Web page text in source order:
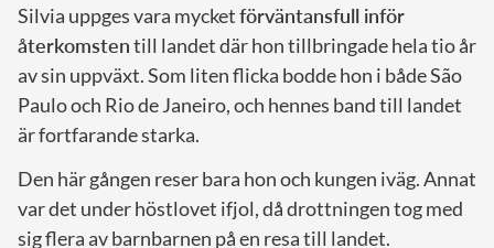
Silvia uppges vara mycketförväntansfull inför
återkomstentill landet där hon tillbringade hela tio år
av sin uppväxt. Som liten flicka bodde hon i både São
Paulo och Rio de Janeiro, och hennes band till landet
är fortfarande starka.
Den här gången reser bara hon och kungen iväg. Annat
var det under höstlovet ifjol, då drottningen tog med
sig flera av barnbarnen på en resa till landet.